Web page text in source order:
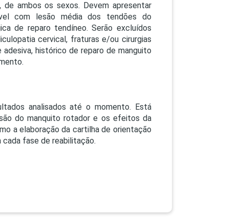
ambos os sexos. Devem apresentar
com lesão média dos tendões do
de reparo tendíneo. Serão excluídos
cervical, fraturas e/ou cirurgias
histórico de reparo de manguito
analisados até o momento. Está
do manquito rotador e os efeitos da
a elaboração da cartilha de orientação
fase de reabilitação.